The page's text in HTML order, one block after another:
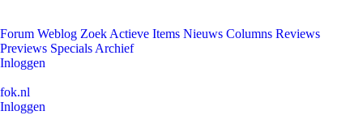
Forum Weblog Zoek Actieve Items Nieuws Columns Reviews
Previews Specials Archief
Inloggen
fok.nl
Inloggen